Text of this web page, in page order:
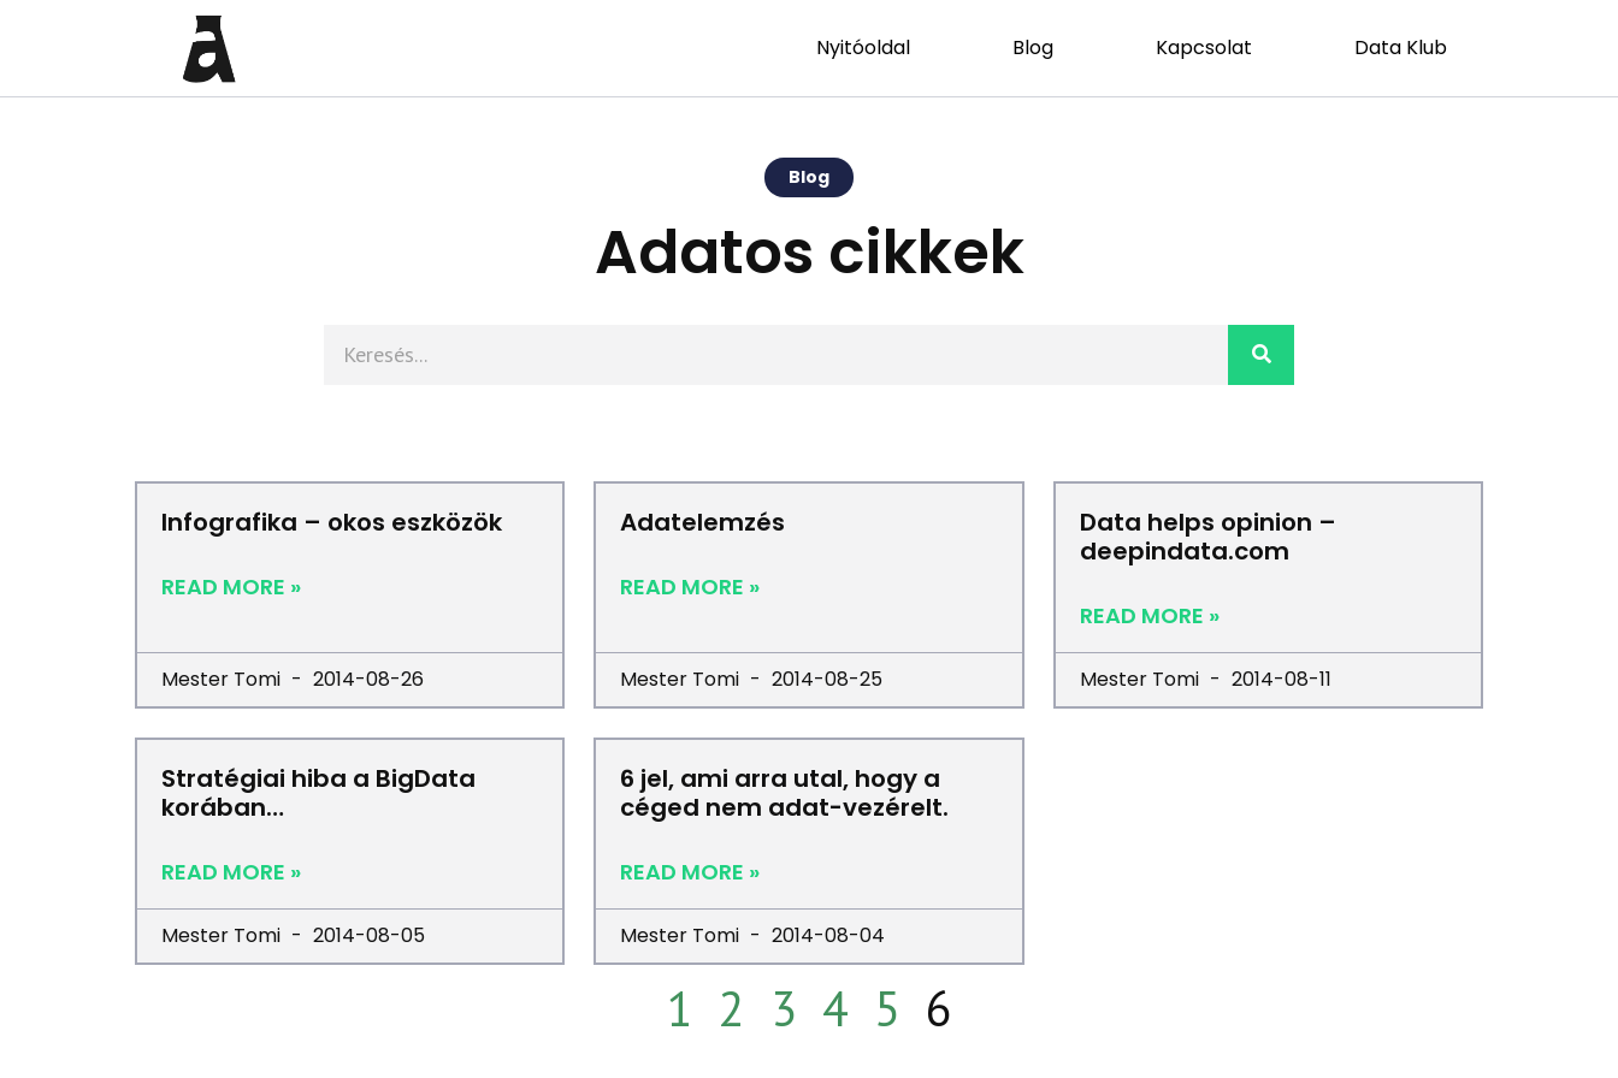
Nyitóoldal Blog Kapcsolat Data Klub
Blog
Adatos cikkek
Infografika – okos eszközök
READ MORE »
Mester Tomi 2014-08-26
Adatelemzés
READ MORE »
Mester Tomi 2014-08-25
Data helps opinion –
deepindata.com
READ MORE »
Mester Tomi 2014-08-11
Stratégiai hiba a BigData
korában…
READ MORE »
Mester Tomi 2014-08-05
6 jel, ami arra utal, hogy a
céged nem adat-vezérelt.
READ MORE »
Mester Tomi 2014-08-04
1 2 3 4 5 6